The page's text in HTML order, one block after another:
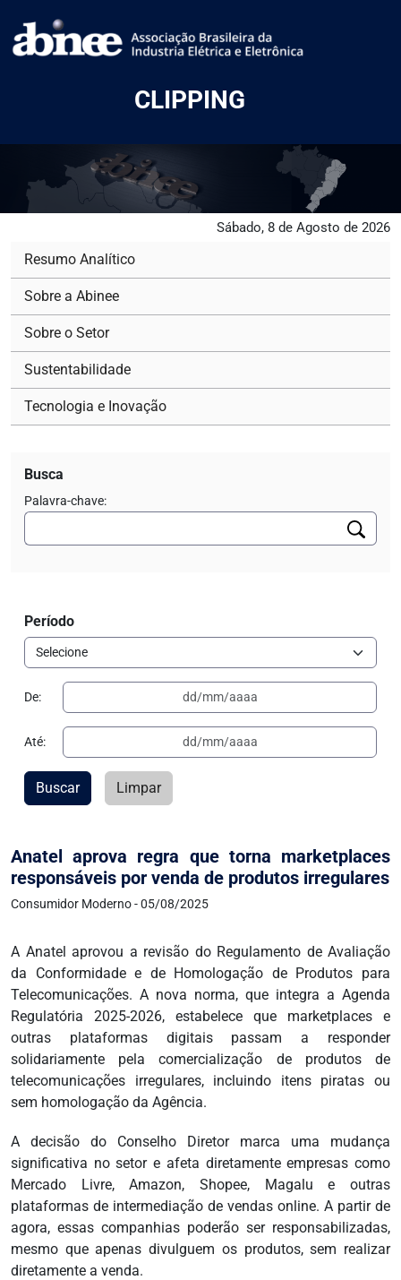
CLIPPING
Sábado, 8 de Agosto de 2026
Anatel aprova regra que torna marketplaces
responsáveis por venda de produtos irregulares
Consumidor Moderno - 05/08/2025
A Anatel aprovou a revisão do Regulamento de Avaliação
da Conformidade e de Homologação de Produtos para
Telecomunicações. A nova norma, que integra a Agenda
Regulatória 2025-2026, estabelece que marketplaces e
outras plataformas digitais passam a responder
solidariamente pela comercialização de produtos de
telecomunicações irregulares, incluindo itens piratas ou
sem homologação da Agência.
A decisão do Conselho Diretor marca uma mudança
significativa no setor e afeta diretamente empresas como
Mercado Livre, Amazon, Shopee, Magalu e outras
plataformas de intermediação de vendas online. A partir de
agora, essas companhias poderão ser responsabilizadas,
mesmo que apenas divulguem os produtos, sem realizar
diretamente a venda.
Resumo Analítico
Sobre a Abinee
Sobre o Setor
Sustentabilidade
Tecnologia e Inovação
Busca
Palavra-chave:
Período
De:
Até:
Buscar Limpar